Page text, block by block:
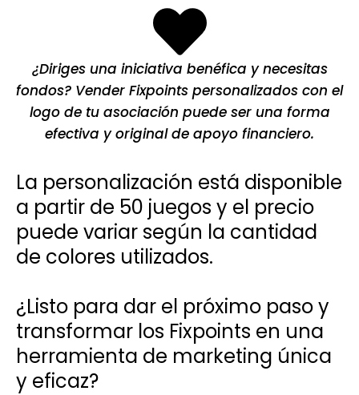
¿Diriges una iniciativa benéfica y necesitas
fondos? Vender Fixpoints personalizados con el
logo de tu asociación puede ser una forma
efectiva y original de apoyo financiero.
La personalización está disponible
a partir de 50 juegos y el precio
puede variar según la cantidad
de colores utilizados.
¿Listo para dar el próximo paso y
transformar los Fixpoints en una
herramienta de marketing única
y eficaz?